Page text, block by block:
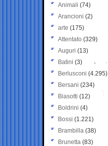
Animali (74)
Arancioni (2)
arte (175)
Attentato (329)
Auguri (13)
Batini (3)
Berlusconi (4.295)
Bersani (234)
Biasotti (12)
Boldrini (4)
Bossi (1.221)
Brambilla (38)
Brunetta (83)